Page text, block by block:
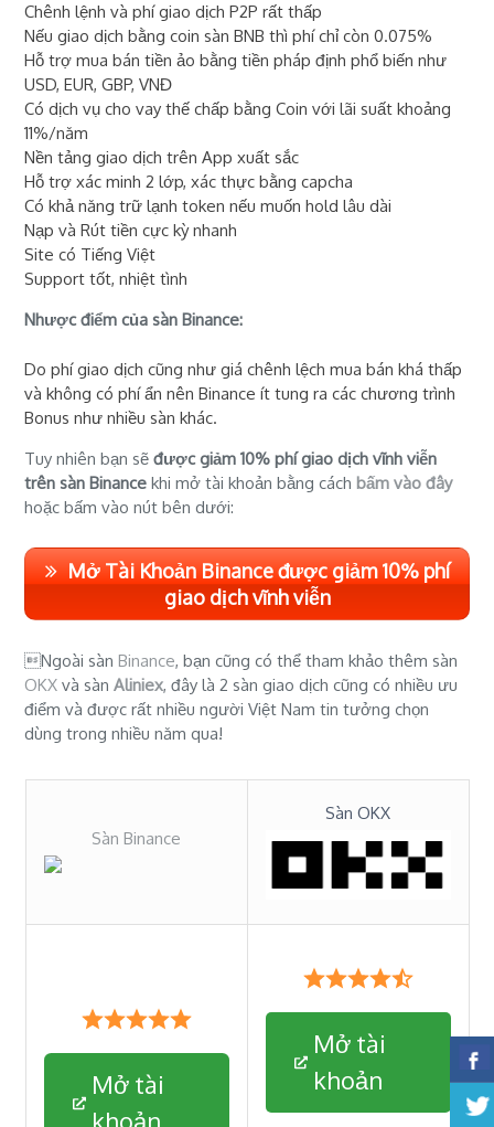
Chênh lệnh và phí giao dịch P2P rất thấp
Nếu giao dịch bằng coin sàn BNB thì phí chỉ còn 0.075%
Hỗ trợ mua bán tiền ảo bằng tiền pháp định phổ biến như
USD, EUR, GBP, VNĐ
Có dịch vụ cho vay thế chấp bằng Coin với lãi suất khoảng
11%/năm
Nền tảng giao dịch trên App xuất sắc
Hỗ trợ xác minh 2 lớp, xác thực bằng capcha
Có khả năng trữ lạnh token nếu muốn hold lâu dài
Nạp và Rút tiền cực kỳ nhanh
Site có Tiếng Việt
Support tốt, nhiệt tình
Nhược điểm của sàn Binance:
Do phí giao dịch cũng như giá chênh lệch mua bán khá thấp
và không có phí ẩn nên Binance ít tung ra các chương trình
Bonus như nhiều sàn khác.
Tuy nhiên bạn sẽđược giảm 10% phí giao dịch vĩnh viễn
trên sàn Binance khi mở tài khoản bằng cáchbấm vào đây
hoặc bấm vào nút bên dưới:
Mở Tài Khoản Binance được giảm 10% phí
giao dịch vĩnh viễn
Ngoài sànBinance, bạn cũng có thể tham khảo thêm sàn
OKX và sànAliniex, đây là 2 sàn giao dịch cũng có nhiều ưu
điểm và được rất nhiều người Việt Nam tin tưởng chọn
dùng trong nhiều năm qua!
Sàn Binance
Sàn OKX
Mở tài
Mở tài
khoản